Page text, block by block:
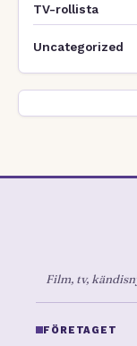
TV-rollista
Uncategorized
Film, tv,
FÖRETAGET